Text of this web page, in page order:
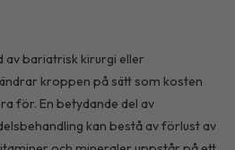
av bariatrisk kirurgi eller
kroppen på sätt som kosten
för. En betydande del av
kan bestå av förlust av